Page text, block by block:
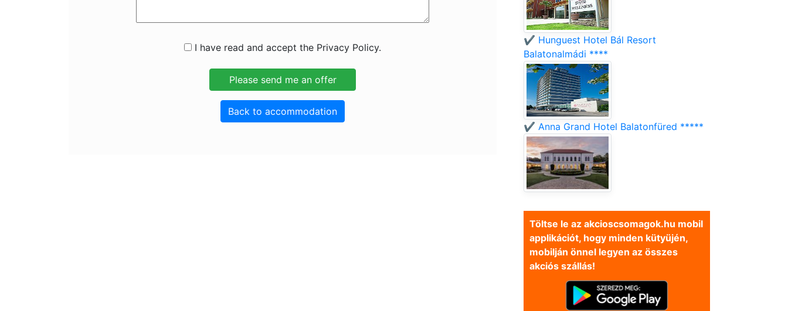
I have read and accept the Privacy Policy.
Back to accommodation
✔️ Hunguest Hotel Bál Resort
Balatonalmádi ****
✔️ Anna Grand Hotel Balatonfüred *****
Töltse le az akcioscsomagok.hu mobil
applikációt, hogy minden kütyüjén,
mobilján önnel legyen az összes
akciós szállás!